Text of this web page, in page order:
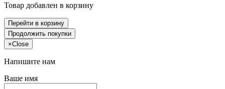
Товар добавлен в корзину
Перейти в корзину
Продолжить покупки
×Close
Напишите нам
Ваше имя